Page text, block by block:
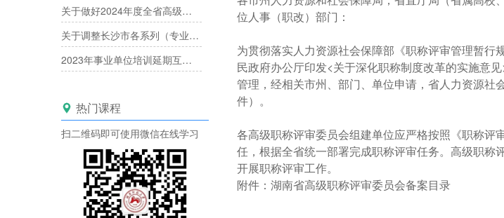
关于做好2024年度全省高级职称评审工作的通知
关于调整长沙市各系列（专业）中高级专业技术职称评委库的通知
2023年事业单位培训延期互认已经开启！
 热门课程
扫二维码即可使用微信在线学习
位人事（职改）部门：
为贯彻落实人力资源社会保障部《职称评审管理暂行
民政府办公厅印发<关于深化职称制度改革的实施意
管理，经相关市州、部门、单位申请，省人力资源
件）。
各高级职称评审委员会组建单位应严格按照《职称
任，根据全省统一部署完成职称评审任务。高级职
开展职称评审工作。
附件：湖南省高级职称评审委员会备案目录